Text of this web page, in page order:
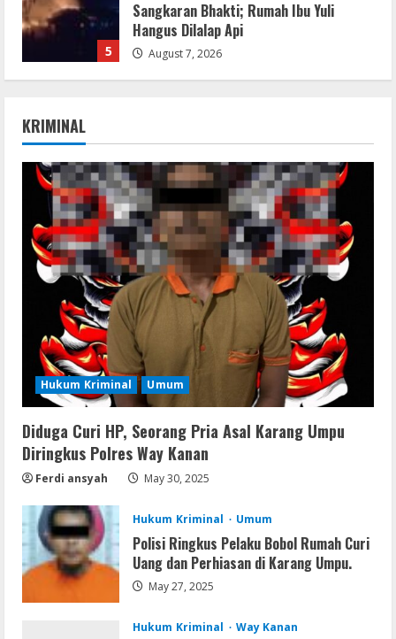
5
Sangkaran Bhakti; Rumah Ibu Yuli
Hangus Dilalap Api
August 7, 2026
1
2
Lan
Dune: Awakening FitGirl Repack +Patch
Direct Link 2026
August 7, 2026
3
Serialers
jv16 PowerTools Free[Activated]
[Latest] [x86-x64] Reddit
August 7, 2026
4
VL
Office 365 Mondo Pre-Activated
Umum
Kemarau Panjang Picu Kebakaran di
Sangkaran Bhakti; Rumah Ibu Yuli
August 7, 2026
KRIMINAL
Hukum Kriminal Umum
Diduga Curi HP, Seorang Pria Asal Karang Umpu
Diringkus Polres Way Kanan
Ferdi ansyah May 30, 2025
Hukum Kriminal Umum
Polisi Ringkus Pelaku Bobol Rumah Curi
Uang dan Perhiasan di Karang Umpu.
May 27, 2025
Hukum Kriminal Way Kanan